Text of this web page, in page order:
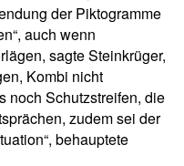
der Piktogramme
auch wenn
sagte Steinkrüger,
Kombi nicht
noch Schutzstreifen, die
zudem sei der
behauptete